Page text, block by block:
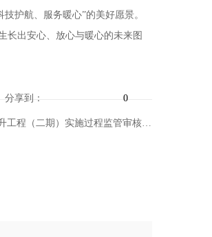
护航、服务暖心”的美好愿景。
长出安心、放心与暖心的未来图
分享到： 0